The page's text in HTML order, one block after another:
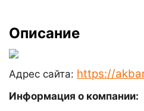
Описание
Адрес сайта: https://
Информация о компании: